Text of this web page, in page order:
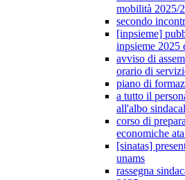
mobilità 2025/
secondo
[inpsieme]
inpsieme 2025
avviso di
orario di
piano di
a tutto il
all'albo
corso di
economiche
[sinatas]
unams
rassegna